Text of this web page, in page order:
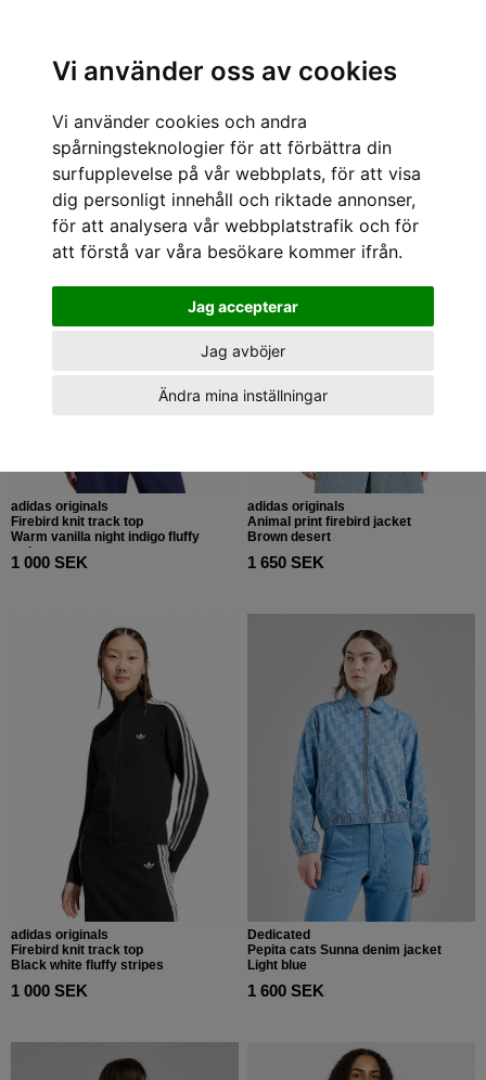
Vi använder oss av cookies
Vi använder cookies och andra
spårningsteknologier för att förbättra din
surfupplevelse på vår webbplats, för att visa
dig personligt innehåll och riktade annonser,
för att analysera vår webbplatstrafik och för
att förstå var våra besökare kommer ifrån.
Jag accepterar
Jag avböjer
Ändra mina inställningar
Tröjor och jackor Jackor
adidas originals
Firebird knit track top
Warm vanilla night indigo fluffy
stripes
1 000 SEK
adidas originals
Animal print firebird jacket
Brown desert
1 650 SEK
adidas originals
Firebird knit track top
Black white fluffy stripes
1 000 SEK
Dedicated
Pepita cats Sunna denim jacket
Light blue
1 600 SEK